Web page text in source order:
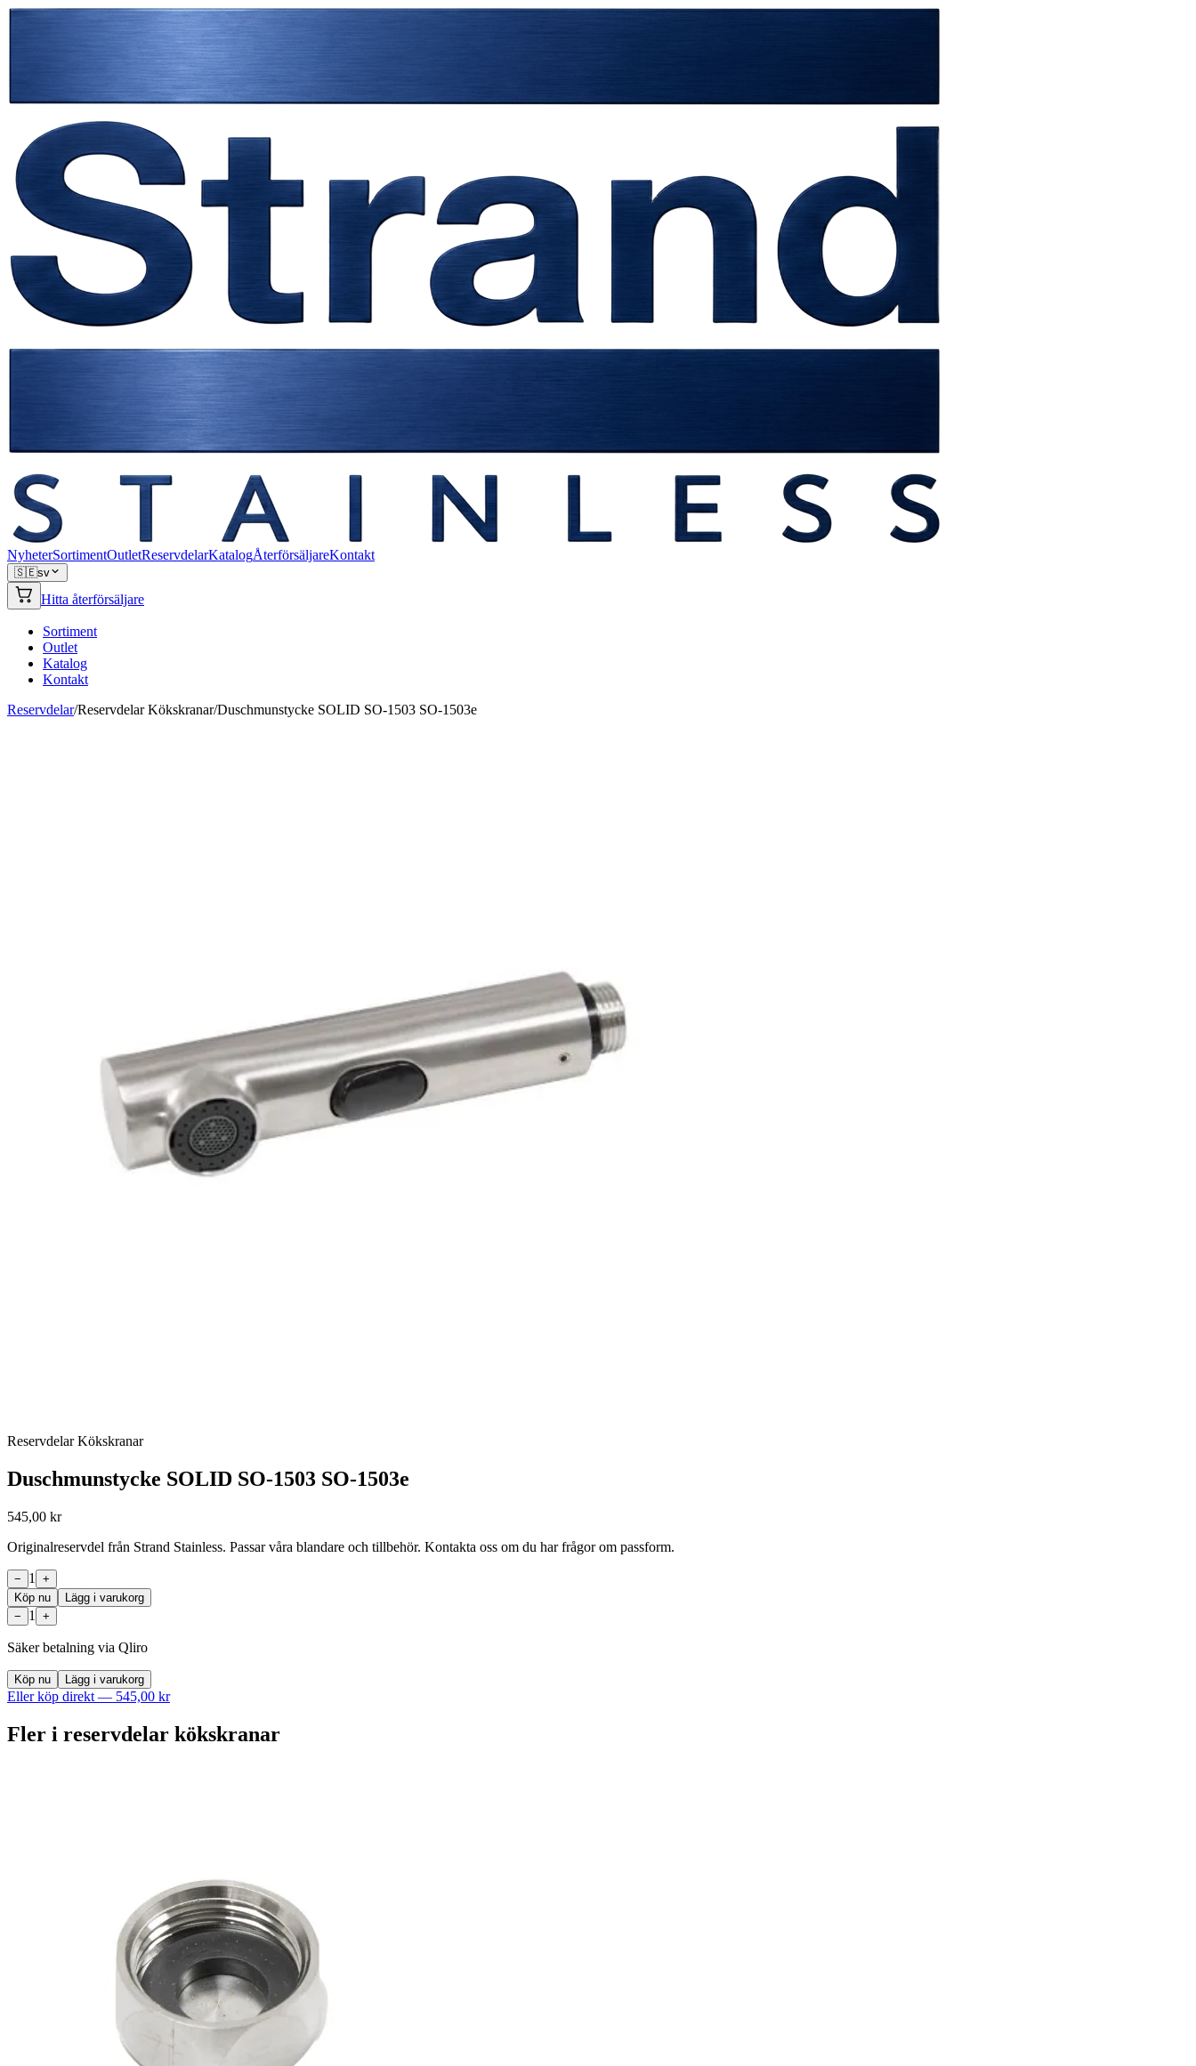
NyheterSortimentOutletReservdelarKatalogÅterförsäljareKontakt
🇸🇪sv
Hitta återförsäljare
Sortiment
Outlet
Katalog
Kontakt
Reservdelar/Reservdelar Kökskranar/Duschmunstycke SOLID SO-1503 SO-1503e
Reservdelar Kökskranar
Duschmunstycke SOLID SO-1503 SO-1503e
545,00 kr
Originalreservdel från Strand Stainless. Passar våra blandare och tillbehör. Kontakta oss om du har frågor om passform.
− 1
+
Köp nu
Lägg i varukorg
−
1 +
Säker betalning via Qliro
Köp nu Lägg i varukorg
Eller köp direkt — 545,00 kr
Fler i reservdelar kökskranar